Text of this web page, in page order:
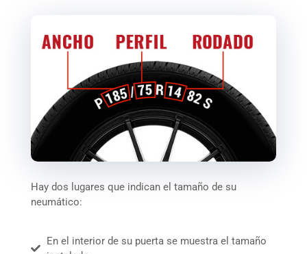
Hay dos lugares que indican el tamaño de su
neumático:
En el interior de su puerta se muestra el tamaño